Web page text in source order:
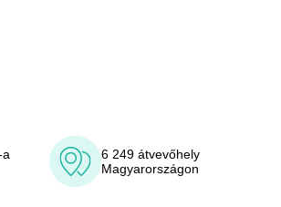
6 249 átvevőhely
Magyarországon